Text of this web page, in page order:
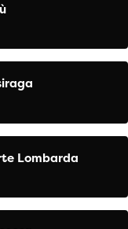
Lombarda